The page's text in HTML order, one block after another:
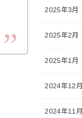
2025年3月
2025年2月
2025年1月
2024年12月
2024年11月